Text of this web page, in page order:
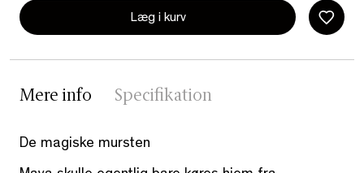
Læg i kurv
Mere info Specifikation
De magiske mursten